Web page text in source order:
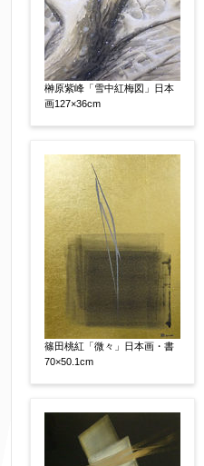
その他 【任意】
榊原紫峰「雪中紅梅図」日本
画127×36cm
篠田桃紅「微々」日本画・書
70×50.1cm